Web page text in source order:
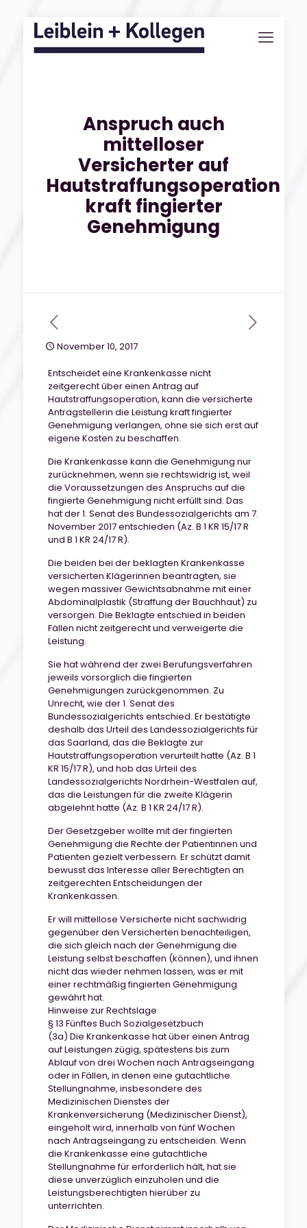
Anspruch auch
mittelloser
Versicherter auf
Hautstraffungsoperation
kraft fingierter
Genehmigung
November 10, 2017
Entscheidet eine Krankenkasse nicht
zeitgerecht über einen Antrag auf
Hautstraffungsoperation, kann die versicherte
Antragstellerin die Leistung kraft fingierter
Genehmigung verlangen, ohne sie sich erst auf
eigene Kosten zu beschaffen.
Die Krankenkasse kann die Genehmigung nur
zurücknehmen, wenn sie rechtswidrig ist, weil
die Voraussetzungen des Anspruchs auf die
fingierte Genehmigung nicht erfüllt sind. Das
hat der 1. Senat des Bundessozialgerichts am 7.
November 2017 entschieden (Az. B 1 KR 15/17 R
und B 1 KR 24/17 R).
Die beiden bei der beklagten Krankenkasse
versicherten Klägerinnen beantragten, sie
wegen massiver Gewichtsabnahme mit einer
Abdominalplastik (Straffung der Bauchhaut) zu
versorgen. Die Beklagte entschied in beiden
Fällen nicht zeitgerecht und verweigerte die
Leistung.
Sie hat während der zwei Berufungsverfahren
jeweils vorsorglich die fingierten
Genehmigungen zurückgenommen. Zu
Unrecht, wie der 1. Senat des
Bundessozialgerichts entschied. Er bestätigte
deshalb das Urteil des Landessozialgerichts für
das Saarland, das die Beklagte zur
Hautstraffungsoperation verurteilt hatte (Az. B 1
KR 15/17 R), und hob das Urteil des
Landessozialgerichts Nordrhein-Westfalen auf,
das die Leistungen für die zweite Klägerin
abgelehnt hatte (Az. B 1 KR 24/17 R).
Der Gesetzgeber wollte mit der fingierten
Genehmigung die Rechte der Patientinnen und
Patienten gezielt verbessern. Er schützt damit
bewusst das Interesse aller Berechtigten an
zeitgerechten Entscheidungen der
Krankenkassen.
Er will mittellose Versicherte nicht sachwidrig
gegenüber den Versicherten benachteiligen,
die sich gleich nach der Genehmigung die
Leistung selbst beschaffen (können), und ihnen
nicht das wieder nehmen lassen, was er mit
einer rechtmäßig fingierten Genehmigung
gewährt hat.
Hinweise zur Rechtslage
§ 13 Fünftes Buch Sozialgesetzbuch
(3a) Die Krankenkasse hat über einen Antrag
auf Leistungen zügig, spätestens bis zum
Ablauf von drei Wochen nach Antragseingang
oder in Fällen, in denen eine gutachtliche
Stellungnahme, insbesondere des
Medizinischen Dienstes der
Krankenversicherung (Medizinischer Dienst),
eingeholt wird, innerhalb von fünf Wochen
nach Antragseingang zu entscheiden. Wenn
die Krankenkasse eine gutachtliche
Stellungnahme für erforderlich hält, hat sie
diese unverzüglich einzuholen und die
Leistungsberechtigten hierüber zu
unterrichten.